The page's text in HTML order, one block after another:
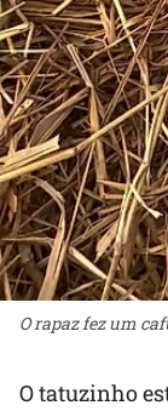
O rapaz fez um
O tatuzinho